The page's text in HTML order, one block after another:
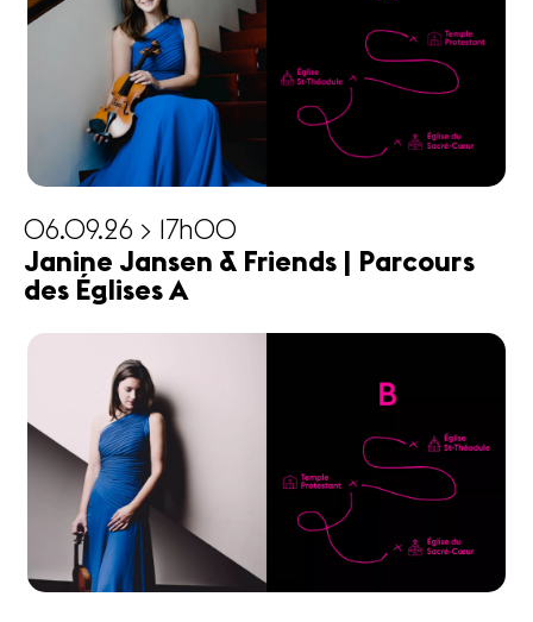
06.09.26 > 17h00
Janine Jansen & Friends | Parcours
des Églises A